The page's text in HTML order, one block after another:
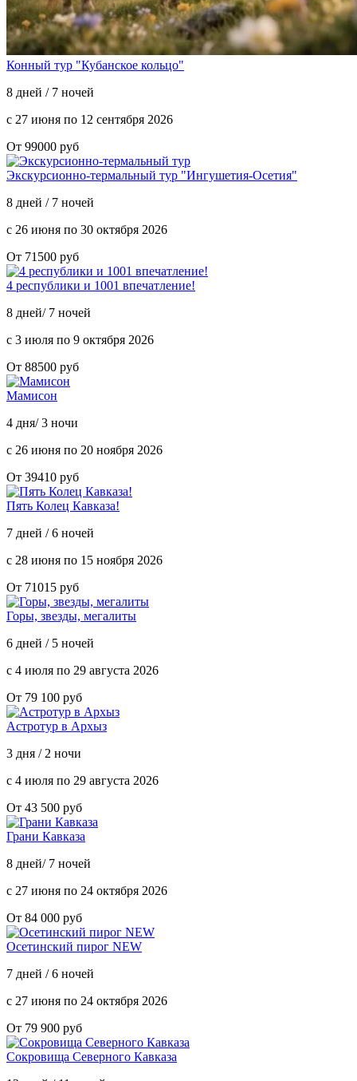
Конный тур "Кубанское кольцо"
8 дней / 7 ночей
с 27 июня по 12 сентября 2026
От 99000 руб
Экскурсионно-термальный тур "Ингушетия-Осетия"
8 дней / 7 ночей
с 26 июня по 30 октября 2026
От 71500 руб
4 республики и 1001 впечатление!
8 дней/ 7 ночей
с 3 июля по 9 октября 2026
От 88500 руб
Мамисон
4 дня/ 3 ночи
с 26 июня по 20 ноября 2026
От 39410 руб
Пять Колец Кавказа!
7 дней / 6 ночей
с 28 июня по 15 ноября 2026
От 71015 руб
Горы, звезды, мегалиты
6 дней / 5 ночей
с 4 июля по 29 августа 2026
От 79 100 руб
Астротур в Архыз
3 дня / 2 ночи
с 4 июля по 29 августа 2026
От 43 500 руб
Грани Кавказа
8 дней/ 7 ночей
с 27 июня по 24 октября 2026
От 84 000 руб
Осетинский пирог NEW
7 дней / 6 ночей
с 27 июня по 24 октября 2026
От 79 900 руб
Сокровища Северного Кавказа